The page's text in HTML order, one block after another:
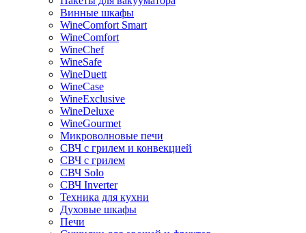
Винные шкафы
WineComfort Smart
WineComfort
WineChef
WineSafe
WineDuett
WineCase
WineExclusive
WineDeluxe
WineGourmet
Микроволновые печи
СВЧ с грилем и конвекцией
СВЧ с грилем
СВЧ Solo
СВЧ Inverter
Техника для кухни
Духовые шкафы
Печи